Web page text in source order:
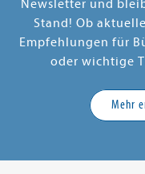
Newsletter und
Stand! Ob
Empfehlungen für
oder wichtige
Mehr